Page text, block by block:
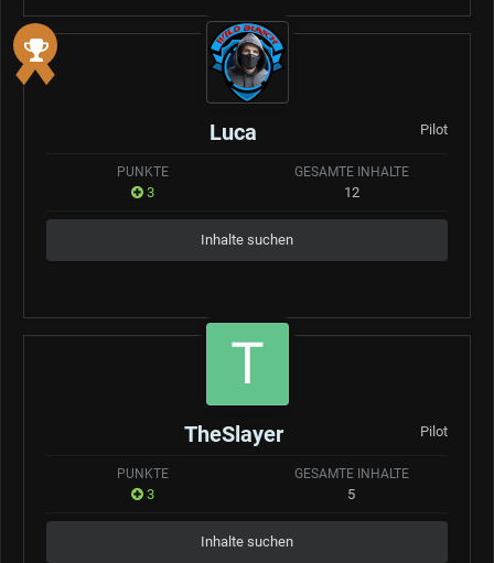
Luca Pilot
PUNKTE
3
GESAMTE INHALTE
12
Inhalte suchen
TheSlayer Pilot
PUNKTE
3
GESAMTE INHALTE
5
Inhalte suchen